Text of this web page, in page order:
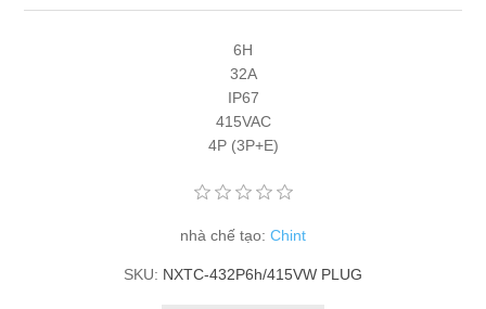
Phụ Kiện Siemens
6H
32A
IP67
415VAC
4P (3P+E)
nhà chế tạo: Chint
SKU: NXTC-432P6h/415VW PLUG